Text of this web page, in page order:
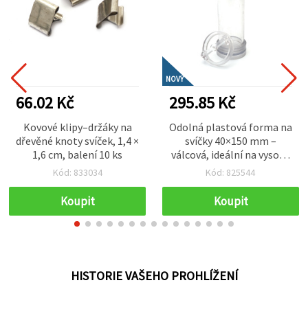
66.02 Kč
Kovové klipy–držáky na
dřevěné knoty svíček, 1,4 ×
1,6 cm, balení 10 ks
Kód: 833034
Koupit
NOVÝ
295.85 Kč
Odolná plastová forma na
svíčky 40×150 mm –
válcová, ideální na vysoké
ručně vyráběné svíčky a
dekorace
Kód: 825544
Koupit
HISTORIE VAŠEHO PROHLÍŽENÍ